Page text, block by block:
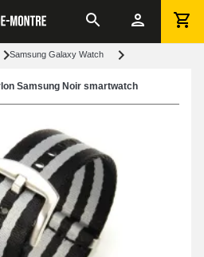
Samsung Galaxy Watch
Samsung Noir smartwatch